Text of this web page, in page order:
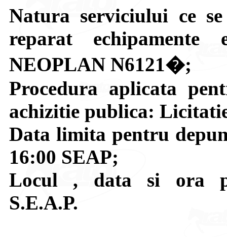
Natura serviciului ce
reparat echipamente
NEOPLAN N6121�;
Procedura aplicata
achizitie publica:
Data limita pentru
16:00 SEAP;
Locul , data si ora
S.E.A.P.